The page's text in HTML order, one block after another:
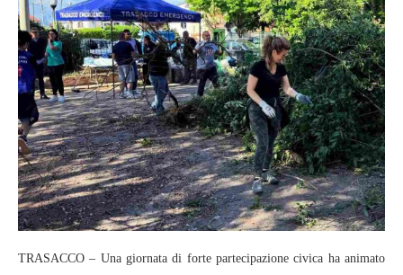
TRASACCO – Una giornata di forte partecipazione civica ha animato